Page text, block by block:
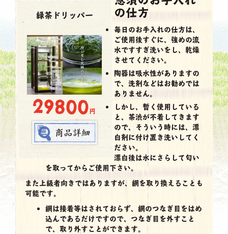
緑茶ドリッパー
29800円
の仕方
毎日のお手入れの仕方は、
ご使用後すぐに、強めの流
水ですすぎ洗いをし、乾燥
させてください。
陶器は吸水性がありますの
で、洗剤などはお勧めでは
ありません。
しかし、暫く使用している
と、茶渋が不着してきます
ので、そういう時には、漂
白剤に付け置き洗いしてく
ださい。
漂白後は水にさらして匂い
を取ってからご使用下さい。
また上級者向きではありますが、網を取り換えることも
可能です。
網は接着等はされておらず、網のつなぎ目をはめ
込んであるだけですので、つなぎ目を外すこと
で、取り外すことができます。